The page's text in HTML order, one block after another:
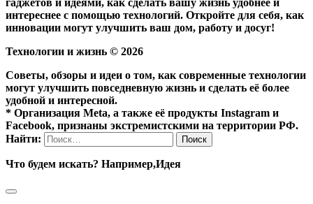
интереснее с помощью технологий. Откройте для себя, как
инновации могут улучшить ваш дом, работу и досуг!
Технологии и жизнь © 2026
Советы, обзоры и идеи о том, как современные технологии
могут улучшить повседневную жизнь и сделать её более
удобной и интересной.
* Организация Meta, а также её продукты Instagram и
Facebook, признаны экстремистскими на территории РФ.
Найти:
Что будем искать? Например,Идея